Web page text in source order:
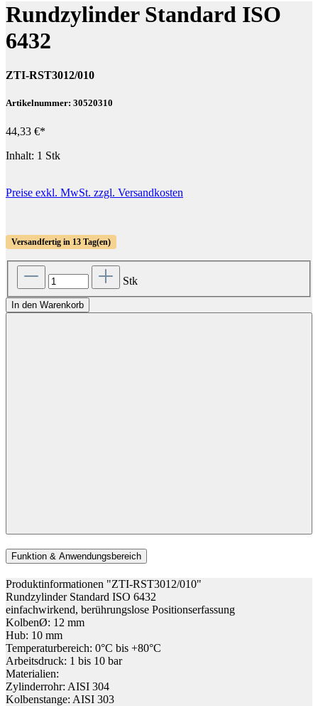
Rundzylinder Standard ISO
6432
ZTI-RST3012/010
Artikelnummer: 30520310
44,33 €*
Inhalt: 1 Stk
Preise exkl. MwSt. zzgl. Versandkosten
Versandfertig in 13 Tag(en)
Stk
In den Warenkorb
Funktion & Anwendungsbereich
Produktinformationen "ZTI-RST3012/010"
Rundzylinder Standard ISO 6432
einfachwirkend, berührungslose Positionserfassung
KolbenØ: 12 mm
Hub: 10 mm
Temperaturbereich: 0°C bis +80°C
Arbeitsdruck: 1 bis 10 bar
Materialien:
Zylinderrohr: AISI 304
Kolbenstange: AISI 303